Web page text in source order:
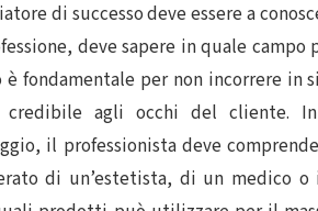
di successo deve essere a
deve sapere in quale campo
fondamentale per non incorrere in
credibile agli occhi del cliente.
il professionista deve
di un’estetista, di un medico